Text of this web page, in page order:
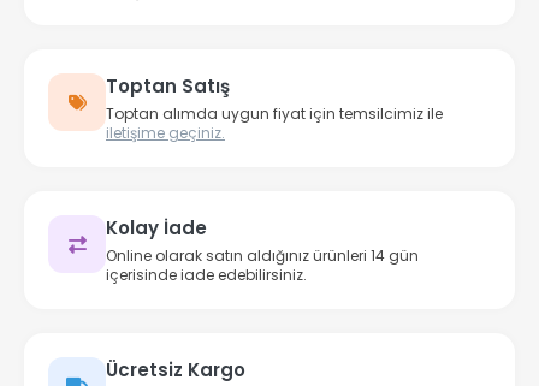
Toptan Satış
Toptan alımda uygun fiyat için temsilcimiz ile
iletişime geçiniz.
Kolay İade
Online olarak satın aldığınız ürünleri 14 gün
içerisinde iade edebilirsiniz.
Ücretsiz Kargo